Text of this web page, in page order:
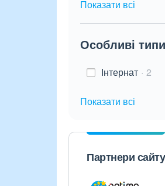
Показати всі
Особливі
Інтернат 2
Показати всі
Партнери сайту